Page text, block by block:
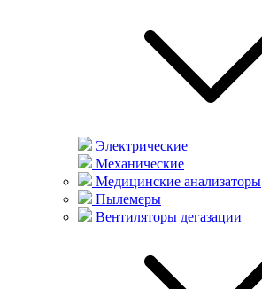
Электрические
Механические
Медицинские анализаторы
Пылемеры
Вентиляторы дегазации